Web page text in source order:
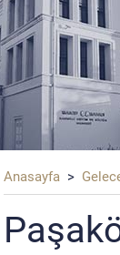
Anasayfa >